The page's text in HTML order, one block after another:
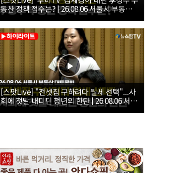
동산 정책 점수는? | 26.08.06 서울시 부동산
대토론회
[스팟Live] "전셋집 구하려다 월세 선택"...사
회에 첫발 내디딘 청년의 한탄 | 26.08.06 서울
시 부동산 대토론회